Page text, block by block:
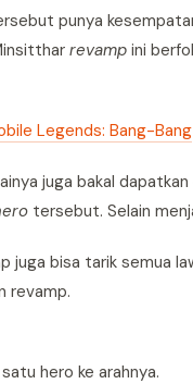
punya
revamp ini
Legends: Bang-Bang
juga bakal
tersebut. Selain
juga bisa tarik semua
revamp.
hero ke arahnya.